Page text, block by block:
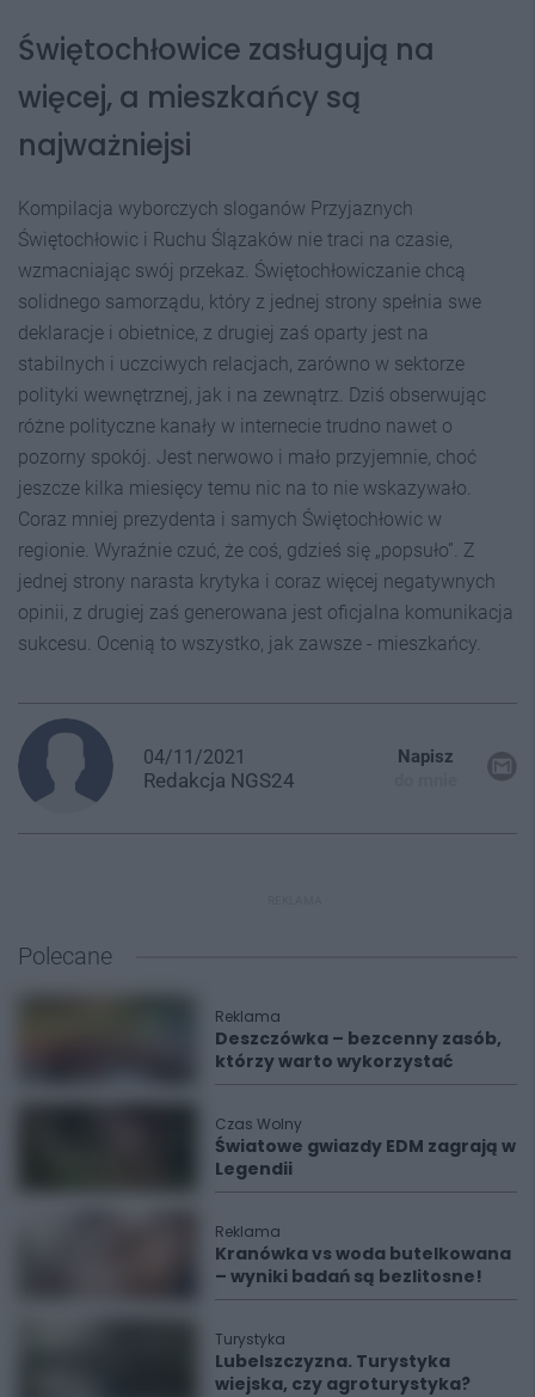
Świętochłowice zasługują na
więcej, a mieszkańcy są
najważniejsi
Kompilacja wyborczych sloganów Przyjaznych
Świętochłowic i Ruchu Ślązaków nie traci na czasie,
wzmacniając swój przekaz. Świętochłowiczanie chcą
solidnego samorządu, który z jednej strony spełnia swe
deklaracje i obietnice, z drugiej zaś oparty jest na
stabilnych i uczciwych relacjach, zarówno w sektorze
polityki wewnętrznej, jak i na zewnątrz. Dziś obserwując
różne polityczne kanały w internecie trudno nawet o
pozorny spokój. Jest nerwowo i mało przyjemnie, choć
jeszcze kilka miesięcy temu nic na to nie wskazywało.
Coraz mniej prezydenta i samych Świętochłowic w
regionie. Wyraźnie czuć, że coś, gdzieś się „popsuło”. Z
jednej strony narasta krytyka i coraz więcej negatywnych
opinii, z drugiej zaś generowana jest oficjalna komunikacja
sukcesu. Ocenią to wszystko, jak zawsze - mieszkańcy.
04/11/2021
Redakcja NGS24
Napisz
Polecane
Reklama
Deszczówka – bezcenny zasób,
którzy warto wykorzystać
Czas Wolny
Światowe gwiazdy EDM zagrają w
Legendii
Reklama
Kranówka vs woda butelkowana
– wyniki badań są bezlitosne!
Turystyka
Lubelszczyzna. Turystyka
wiejska, czy agroturystyka?